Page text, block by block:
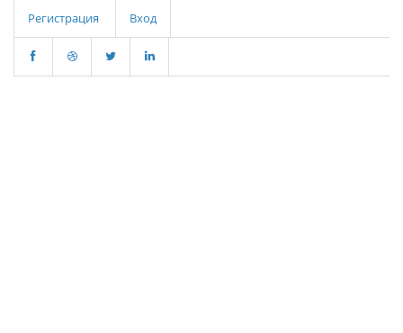
Регистрация Вход